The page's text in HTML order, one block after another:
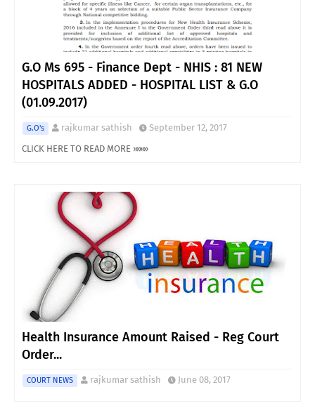
G.O Ms 695 - Finance Dept - NHIS : 81 NEW
HOSPITALS ADDED - HOSPITAL LIST & G.O
(01.09.2017)
G.O's rajkumar sathish
September 12, 2017
CLICK HERE TO READ MORE »»»»
Health Insurance Amount Raised - Reg Court
Order...
COURT NEWS rajkumar sathish June 08, 2017